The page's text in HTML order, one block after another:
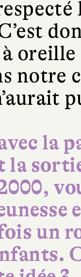
notre
la
la
un